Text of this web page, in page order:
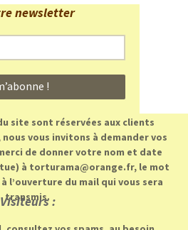
newsletter
site sont réservées aux clients
vous invitons à demander vos
de donner votre nom et date
à torturama@orange.fr, le mot
l’ouverture du mail qui vous sera
transmis.
Visiteurs :